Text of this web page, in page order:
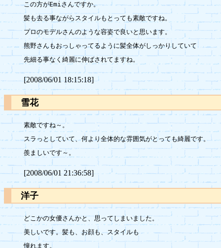
この方がEmiさんですか。
髪も去る事ながらスタイルもとっても素敵ですね。
プロのモデルさんのような容姿で良いと思います。
熊野さんもおっしゃってるように髪全体がしっかりしていて
[2008/06/01 18:15:18]
雪花
素敵ですね～。
スラっとしていて、何より全体的な雰囲気がとっても綺麗です。
[2008/06/01 21:36:58]
洋子
どこかの女優さんかと、思ってしまいました。
美しいです。髪も、お顔も、スタイルも